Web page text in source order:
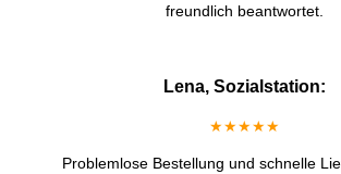
freundlich beantwortet.
Lena, Sozialstation:
★★★★★
Problemlose Bestellung und schnelle